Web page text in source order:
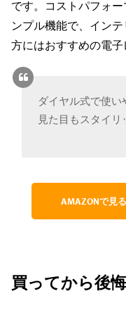
です。コストパフォ
ンプル機能で、イン
方にはおすすめの電子
ダイヤル式で使い
見た目もスタイ
AMAZONで見る
買ってから後